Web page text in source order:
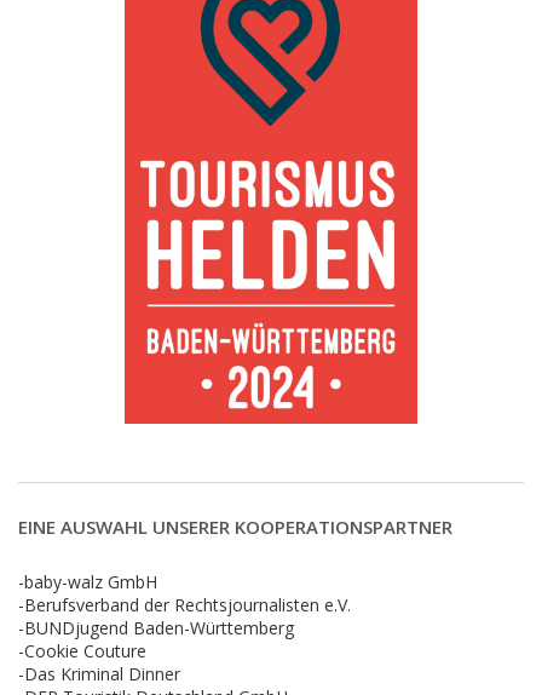
EINE AUSWAHL UNSERER KOOPERATIONSPARTNER
-baby-walz GmbH
-Berufsverband der Rechtsjournalisten e.V.
-BUNDjugend Baden-Württemberg
-Cookie Couture
-Das Kriminal Dinner